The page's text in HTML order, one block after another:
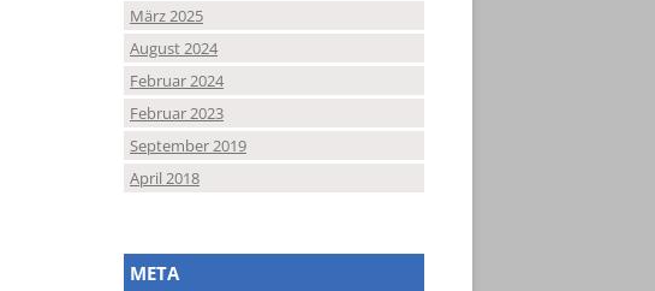
März 2025
August 2024
Februar 2024
Februar 2023
September 2019
April 2018
META